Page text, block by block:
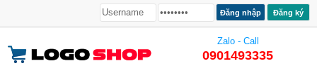
Đăng ký
Zalo - Call
0901493335